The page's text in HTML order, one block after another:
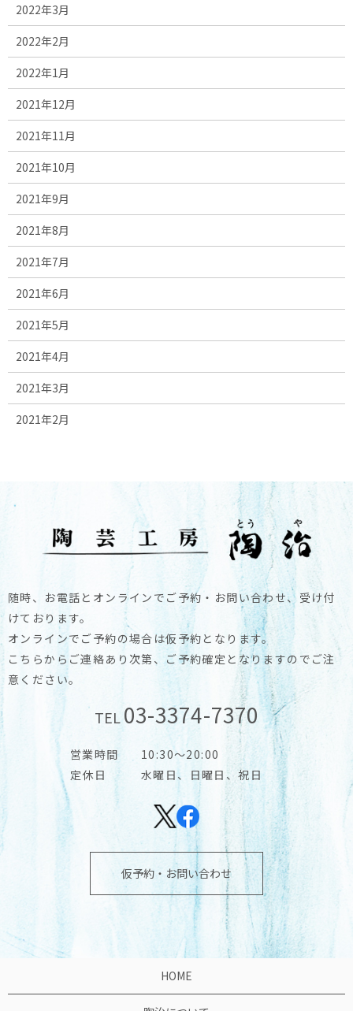
2022年3月
2022年2月
2022年1月
2021年12月
2021年11月
2021年10月
2021年9月
2021年8月
2021年7月
2021年6月
2021年5月
2021年4月
2021年3月
2021年2月
随時、お電話とオンラインでご予約・お問い合わせ、受け付
けております。
オンラインでご予約の場合は仮予約となります。
こちらからご連絡あり次第、ご予約確定となりますのでご注
意ください。
TEL03-3374-7370
営業時間
10:30～20:00
定休日
水曜日、日曜日、祝日
仮予約・お問い合わせ
HOME